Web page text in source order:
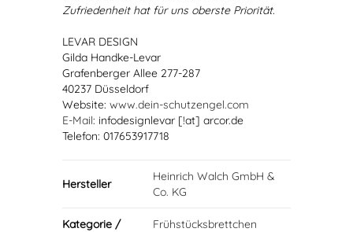
Zufriedenheit hat für uns oberste Priorität.
LEVAR DESIGN
Gilda Handke-Levar
Grafenberger Allee 277-287
40237 Düsseldorf
Website: www.dein-schutzengel.com
E-Mail: infodesignlevar [!at] arcor.de
Telefon: 017653917718
Hersteller
Heinrich Walch GmbH &
Co. KG
Kategorie /
Frühstücksbrettchen